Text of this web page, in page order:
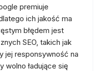
premiuje
ich jakość ma
błędem jest
SEO, takich jak
jej responsywność na
wolno ładujące się